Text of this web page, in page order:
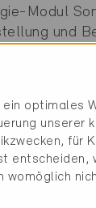
Modul
und
die
im Winter
ein
unserer
für
womöglich